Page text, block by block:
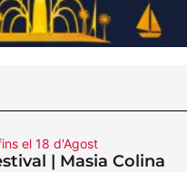
el 18 d'Agost
| Masia Colina